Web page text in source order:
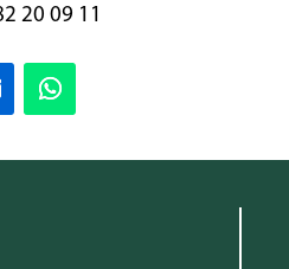
20 09 11